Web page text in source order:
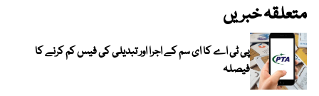
متعلقہ خبریں
پی ٹی اے کا ای سم کے اجرا اور تبدیلی کی فیس کم کرنے کا
فیصلہ